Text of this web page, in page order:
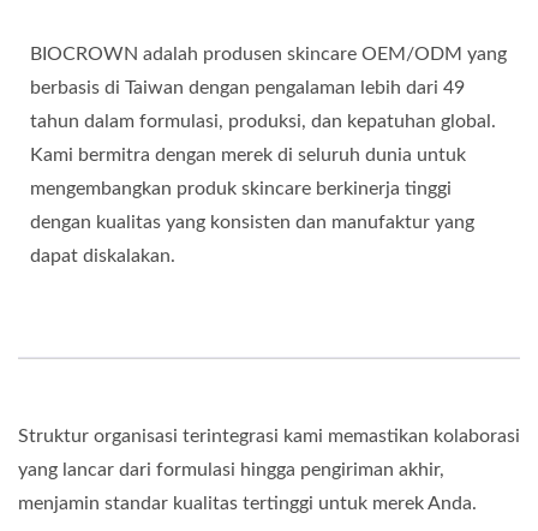
BIOCROWN adalah produsen skincare OEM/ODM yang
berbasis di Taiwan dengan pengalaman lebih dari 49
tahun dalam formulasi, produksi, dan kepatuhan global.
Kami bermitra dengan merek di seluruh dunia untuk
mengembangkan produk skincare berkinerja tinggi
dengan kualitas yang konsisten dan manufaktur yang
dapat diskalakan.
Struktur organisasi terintegrasi kami memastikan kolaborasi
yang lancar dari formulasi hingga pengiriman akhir,
menjamin standar kualitas tertinggi untuk merek Anda.